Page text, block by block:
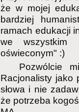
że w mojej
bardziej
ramach edukacji
we wszystkim
oświeconym" :)
Pozwólcie
Racjonalisty jako
słowa i nie
że potrzeba